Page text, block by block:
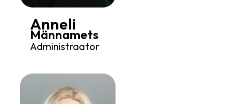
Anneli
Männamets
Administraator